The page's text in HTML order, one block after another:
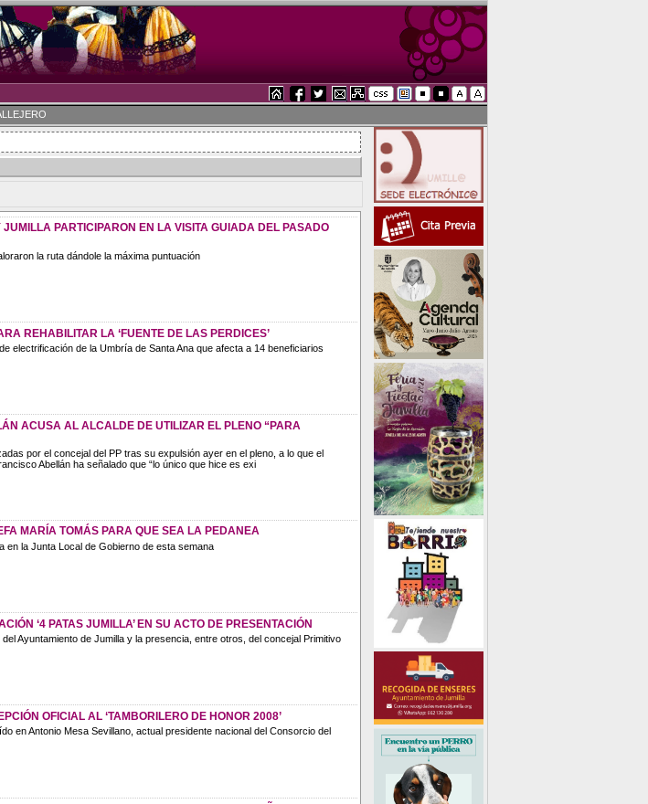
PARTICIPARON EN LA VISITA GUIADA DEL PASADO
la ruta dándole la máxima puntuación
REHABILITAR LA ‘FUENTE DE LAS PERDICES’
electrificación de la Umbría de Santa Ana que afecta a 14 beneficiarios
ACUSA AL ALCALDE DE UTILIZAR EL PLENO “PARA
por el concejal del PP tras su expulsión ayer en el pleno, a lo que el
Abellán ha señalado que “lo único que hice es exi
MARÍA TOMÁS PARA QUE SEA LA PEDANEA
la Junta Local de Gobierno de esta semana
‘4 PATAS JUMILLA’ EN SU ACTO DE PRESENTACIÓN
Ayuntamiento de Jumilla y la presencia, entre otros, del concejal Primitivo
OFICIAL AL ‘TAMBORILERO DE HONOR 2008’
en Antonio Mesa Sevillano, actual presidente nacional del Consorcio del